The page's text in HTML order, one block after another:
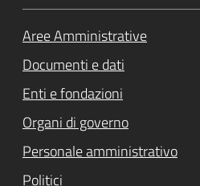
Aree Amministrative
Documenti e dati
Enti e fondazioni
Organi di governo
Personale amministrativo
Politici